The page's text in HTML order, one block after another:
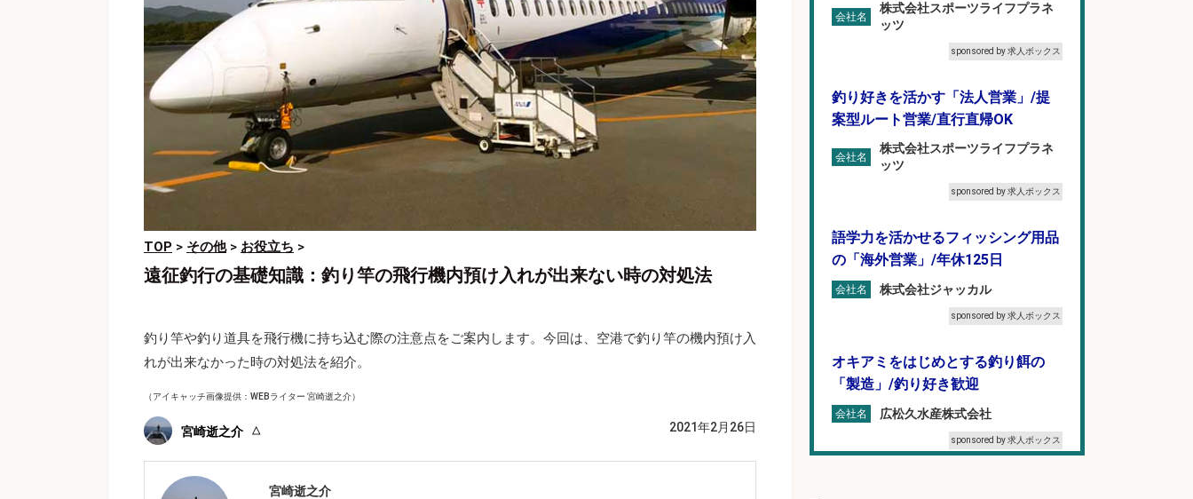
TOP > その他> お役立ち >
遠征釣行の基礎知識：釣り竿の飛行機内預け入れが出来ない時の対処法
釣り竿や釣り道具を飛行機に持ち込む際の注意点をご案内します。今回は、空港で釣り竿の機内預け入
れが出来なかった時の対処法を紹介。
（アイキャッチ画像提供：WEBライター 宮崎逝之介）
宮崎逝之介 2021年2月26日
宮崎逝之介
会社名
株式会社スポーツライフプラネ
ッツ
sponsored by 求人ボックス
釣り好きを活かす「法人営業」/提
案型ルート営業/直行直帰OK
会社名
株式会社スポーツライフプラネ
ッツ
sponsored by 求人ボックス
語学力を活かせるフィッシング用品
の「海外営業」/年休125日
会社名 株式会社ジャッカル
sponsored by 求人ボックス
オキアミをはじめとする釣り餌の
「製造」/釣り好き歓迎
会社名 広松久水産株式会社
sponsored by 求人ボックス